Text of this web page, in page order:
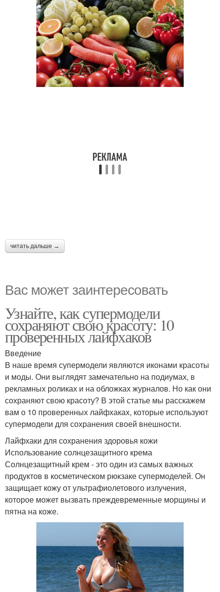
читать дальше →
Вас может заинтересовать
Узнайте, как супермодели
сохраняют свою красоту: 10
проверенных лайфхаков
Введение
В наше время супермодели являются иконами красоты
и моды. Они выглядят замечательно на подиумах, в
рекламных роликах и на обложках журналов. Но как они
сохраняют свою красоту? В этой статье мы расскажем
вам о 10 проверенных лайфхаках, которые используют
супермодели для сохранения своей внешности.
Лайфхаки для сохранения здоровья кожи
Использование солнцезащитного крема
Солнцезащитный крем - это один из самых важных
продуктов в косметическом рюкзаке супермоделей. Он
защищает кожу от ультрафиолетового излучения,
которое может вызвать преждевременные морщины и
пятна на коже.